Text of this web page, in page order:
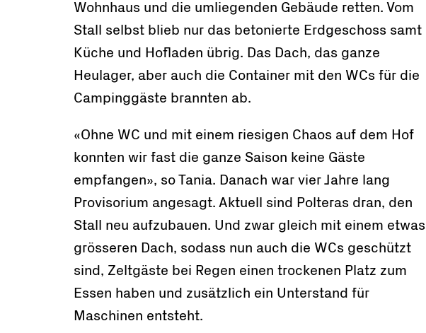
Wohnhaus und die umliegenden Gebäude retten. Vom
Stall selbst blieb nur das betonierte Erdgeschoss samt
Küche und Hofladen übrig. Das Dach, das ganze
Heulager, aber auch die Container mit den WCs für die
Campinggäste brannten ab.
«Ohne WC und mit einem riesigen Chaos auf dem Hof
konnten wir fast die ganze Saison keine Gäste
empfangen», so Tania. Danach war vier Jahre lang
Provisorium angesagt. Aktuell sind Polteras dran, den
Stall neu aufzubauen. Und zwar gleich mit einem etwas
grösseren Dach, sodass nun auch die WCs geschützt
sind, Zeltgäste bei Regen einen trockenen Platz zum
Essen haben und zusätzlich ein Unterstand für
Maschinen entsteht.